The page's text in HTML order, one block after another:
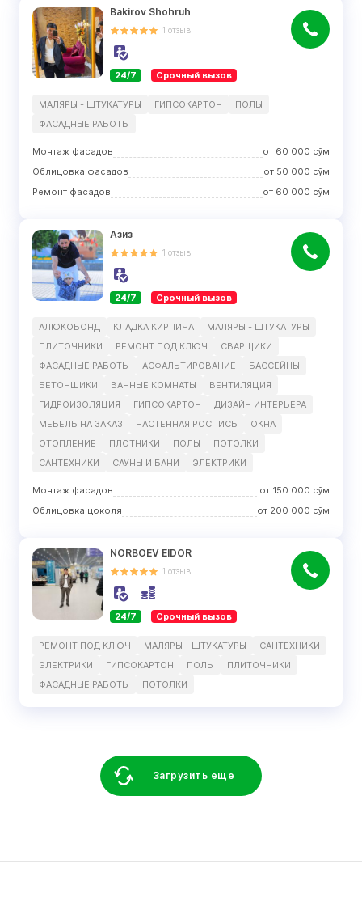
Bakirov Shohruh
1 отзыв
24/7 Срочный вызов
МАЛЯРЫ - ШТУКАТУРЫ ГИПСОКАРТОН
ПОЛЫ
ФАСАДНЫЕ РАБОТЫ
Монтаж фасадов от 60 000 сўм
Облицовка фасадов
от 50 000 сўм
Ремонт фасадов
от 60 000 сўм
Азиз
1 отзыв
24/7 Срочный вызов
АЛЮКОБОНД КЛАДКА КИРПИЧА
МАЛЯРЫ - ШТУКАТУРЫ
ПЛИТОЧНИКИ
РЕМОНТ ПОД КЛЮЧ
СВАРЩИКИ
ФАСАДНЫЕ РАБОТЫ
АСФАЛЬТИРОВАНИЕ
БАССЕЙНЫ
БЕТОНЩИКИ
ВАННЫЕ КОМНАТЫ
ВЕНТИЛЯЦИЯ
ГИДРОИЗОЛЯЦИЯ
ГИПСОКАРТОН
ДИЗАЙН ИНТЕРЬЕРА
МЕБЕЛЬ НА ЗАКАЗ
НАСТЕННАЯ РОСПИСЬ
ОКНА
ОТОПЛЕНИЕ
ПЛОТНИКИ ПОЛЫ
ПОТОЛКИ
САНТЕХНИКИ
САУНЫ И БАНИ ЭЛЕКТРИКИ
Монтаж фасадов от 150 000 сўм
Облицовка цоколя
от 200 000 сўм
NORBOEV EIDOR
1 отзыв
24/7 Срочный вызов
РЕМОНТ ПОД КЛЮЧ МАЛЯРЫ - ШТУКАТУРЫ
САНТЕХНИКИ
ЭЛЕКТРИКИ
ГИПСОКАРТОН ПОЛЫ
ПЛИТОЧНИКИ
ФАСАДНЫЕ РАБОТЫ
ПОТОЛКИ
Загрузить еще